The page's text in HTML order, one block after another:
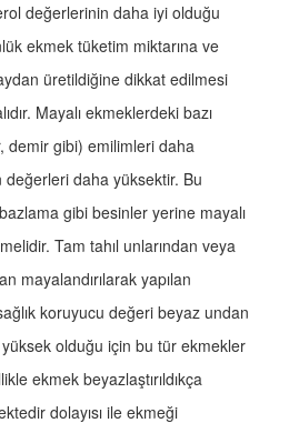
değerlerinin daha iyi olduğu
ekmek tüketim miktarına ve
üretildiğine dikkat edilmesi
Mayalı ekmeklerdeki bazı
demir gibi) emilimleri daha
değerleri daha yüksektir. Bu
gibi besinler yerine mayalı
Tam tahıl unlarından veya
mayalandırılarak yapılan
koruyucu değeri beyaz undan
yüksek olduğu için bu tür ekmekler
ekmek beyazlaştırıldıkça
dolayısı ile ekmeği